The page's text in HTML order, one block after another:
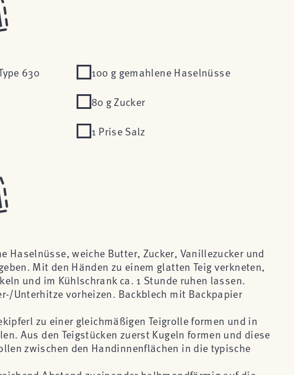
630
100 g gemahlene Haselnüsse
80 g Zucker
1 Prise Salz
Haselnüsse, weiche Butter, Zucker, Vanillezucker und
Mit den Händen zu einem glatten Teig verkneten,
und im Kühlschrank ca. 1 Stunde ruhen lassen.
Unterhitze vorheizen. Backblech mit Backpapier
zu einer gleichmäßigen Teigrolle formen und in
Aus den Teigstücken zuerst Kugeln formen und diese
zwischen den Handinnenflächen in die typische